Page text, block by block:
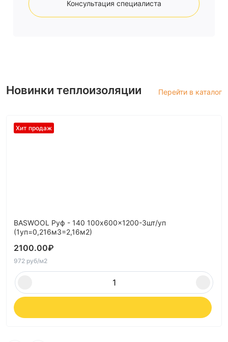
Консультация специалиста
Новинки теплоизоляции Перейти в каталог
Хит продаж
BASWOOL Руф - 140 100x600x1200-3шт/уп
(1уп=0,216м3=2,16м2)
2100.00₽
972 руб/м2